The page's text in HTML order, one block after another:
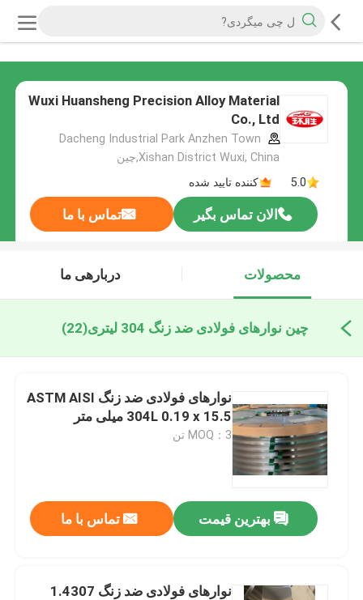
Wuxi Huansheng Precision Alloy Material
Co., Ltd
Dacheng Industrial Park Anzhen Town
Xishan District Wuxi, China,چین
5.0
کننده تایید شده
الان تماس بگیر تماس با ما
محصولات دربارهی ما
چین نوارهای فولادی ضد زنگ 304 لیتری (22)
نوارهای فولادی ضد زنگ ASTM AISI
304L 0.19 x 15.5 میلی متر
MOQ：3 تن
بهترین قیمت تماس با ما
نوارهای فولادی ضد زنگ 1.4307